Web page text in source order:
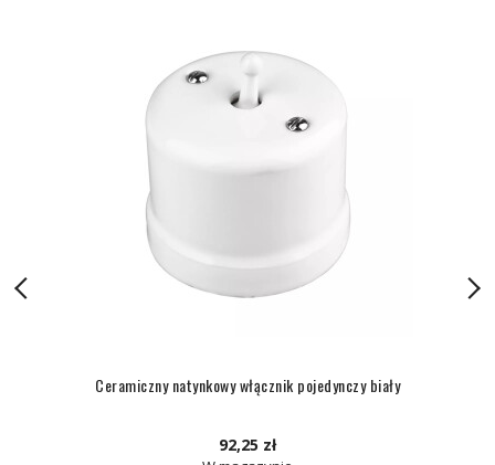
Ceramiczny natynkowy włącznik pojedynczy biały
92,25 zł